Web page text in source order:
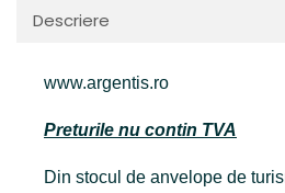
Descriere
www.argentis.ro
Preturile nu contin TVA
Din stocul de anvelope de